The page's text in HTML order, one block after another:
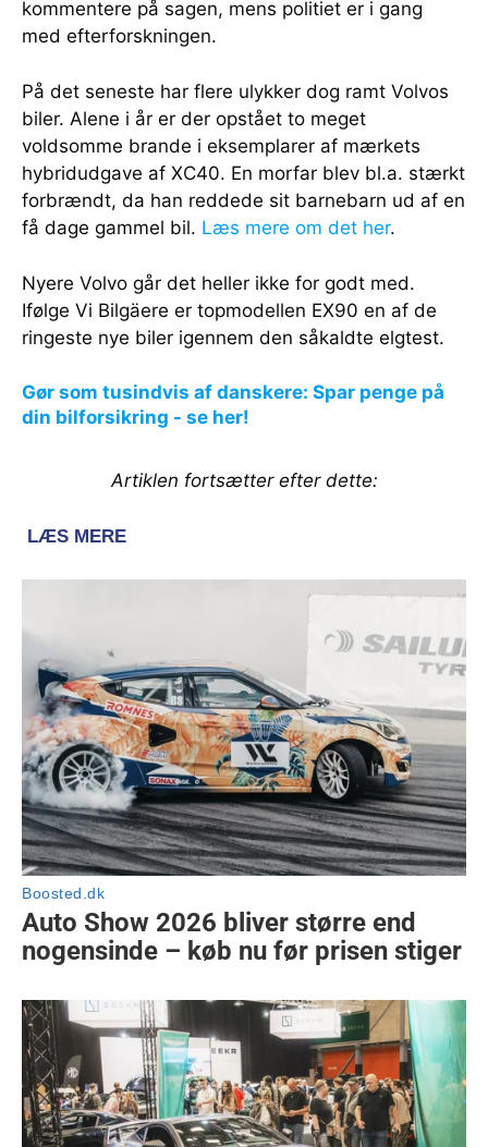
kommentere på sagen, mens politiet er i gang
med efterforskningen.
På det seneste har flere ulykker dog ramt Volvos
biler. Alene i år er der opstået to meget
voldsomme brande i eksemplarer af mærkets
hybridudgave af XC40. En morfar blev bl.a. stærkt
forbrændt, da han reddede sit barnebarn ud af en
få dage gammel bil. Læs mere om det her.
Nyere Volvo går det heller ikke for godt med.
Ifølge Vi Bilgäere er topmodellen EX90 en af de
ringeste nye biler igennem den såkaldte elgtest.
Gør som tusindvis af danskere: Spar penge på
din bilforsikring - se her!
Artiklen fortsætter efter dette: